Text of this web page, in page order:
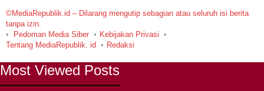
©MediaRepublik.id – Dilarang mengutip sebagian atau seluruh isi berita
tanpa izin.
Pedoman Media Siber
Kebijakan Privasi
Tentang MediaRepublik. id
Redaksi
Most Viewed Posts